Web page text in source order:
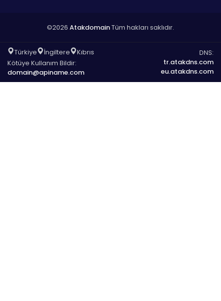
©2026 AtakdomainTüm hakları saklıdır.
Türkiye İngiltere
Kıbrıs
Kötüye Kullanım Bildir:
domain@apiname.com
DNS:
tr.atakdns.com
eu.atakdns.com